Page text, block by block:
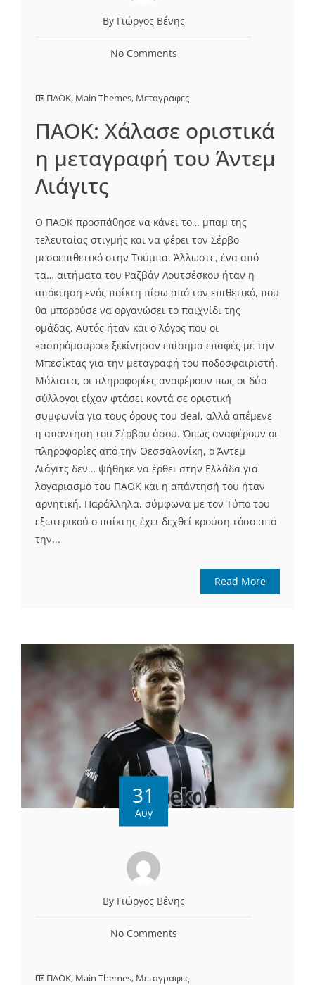
By Γιώργος Βένης
No Comments
ΠΑΟΚ, Main Themes, Μεταγραφες
ΠΑΟΚ: Χάλασε οριστικά
η μεταγραφή του Άντεμ
Λιάγιτς
Ο ΠΑΟΚ προσπάθησε να κάνει το… μπαμ της
τελευταίας στιγμής και να φέρει τον Σέρβο
μεσοεπιθετικό στην Τούμπα. Άλλωστε, ένα από
τα… αιτήματα του Ραζβάν Λουτσέσκου ήταν η
απόκτηση ενός παίκτη πίσω από τον επιθετικό, που
θα μπορούσε να οργανώσει το παιχνίδι της
ομάδας. Αυτός ήταν και ο λόγος που οι
«ασπρόμαυροι» ξεκίνησαν επίσημα επαφές με την
Μπεσίκτας για την μεταγραφή του ποδοσφαιριστή.
Μάλιστα, οι πληροφορίες αναφέρουν πως οι δύο
σύλλογοι είχαν φτάσει κοντά σε οριστική
συμφωνία για τους όρους του deal, αλλά απέμενε
η απάντηση του Σέρβου άσου. Όπως αναφέρουν οι
πληροφορίες από την Θεσσαλονίκη, ο Άντεμ
Λιάγιτς δεν… ψήθηκε να έρθει στην Ελλάδα για
λογαριασμό του ΠΑΟΚ και η απάντησή του ήταν
αρνητική. Παράλληλα, σύμφωνα με τον Τύπο του
εξωτερικού ο παίκτης έχει δεχθεί κρούση τόσο από
την...
Read More
31
Αυγ
By Γιώργος Βένης
No Comments
ΠΑΟΚ, Main Themes, Μεταγραφες